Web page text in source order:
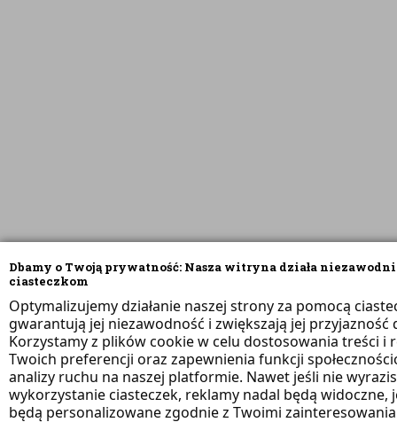
Dbamy o Twoją prywatność: Nasza witryna działa
ciasteczkom
Optymalizujemy działanie naszej strony za pomocą
gwarantują jej niezawodność i zwiększają jej przyjazność
Korzystamy z plików cookie w celu dostosowania treści i
Twoich preferencji oraz zapewnienia funkcji
analizy ruchu na naszej platformie. Nawet jeśli nie
wykorzystanie ciasteczek, reklamy nadal będą widoczne,
będą personalizowane zgodnie z Twoimi